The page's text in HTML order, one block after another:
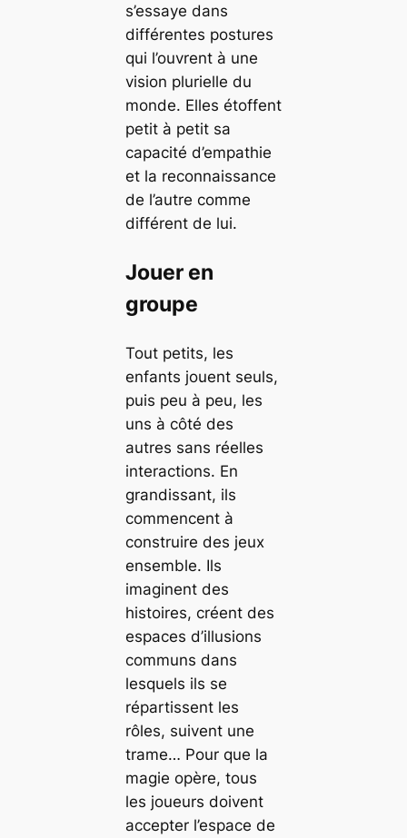
s’essaye dans
différentes postures
qui l’ouvrent à une
vision plurielle du
monde. Elles étoffent
petit à petit sa
capacité d’empathie
et la reconnaissance
de l’autre comme
différent de lui.
Jouer en
groupe
Tout petits, les
enfants jouent seuls,
puis peu à peu, les
uns à côté des
autres sans réelles
interactions. En
grandissant, ils
commencent à
construire des jeux
ensemble. Ils
imaginent des
histoires, créent des
espaces d’illusions
communs dans
lesquels ils se
répartissent les
rôles, suivent une
trame… Pour que la
magie opère, tous
les joueurs doivent
accepter l’espace de